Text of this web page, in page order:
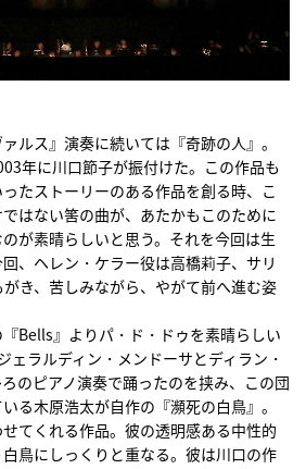
ルス』演奏に続いては『奇跡の人』。
年に川口節子が振付けた。この作品も
たストーリーのある作品を創る時、こ
はない筈の曲が、あたかもこのために
が素晴らしいと思う。それを今回は生
、ヘレン・ケラー役は高橋莉子、サリ
き、苦しみながら、やがて前へ進む姿
Bells』よりパ・ド・ドゥを素晴らしい
ェラルディン・メンドーサとディラン・
のピアノ演奏で踊ったのを挟み、この団
る木原浩太が自作の『瀕死の白鳥』。
てくれる作品。彼の透明感ある中性的
鳥にしっくりと重なる。彼は川口の作